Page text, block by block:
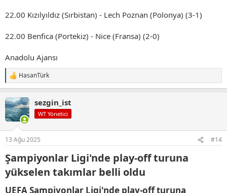
22.00 Kızılyıldız (Sırbistan) - Lech Poznan (Polonya) (3-1)
22.00 Benfica (Portekiz) - Nice (Fransa) (2-0)
Anadolu Ajansı
T
e
k
i
l
:
HasanTürk
sezgin_ist
WT Yönetici
13 Ağu 2025 #14
Şampiyonlar Ligi'nde play-off turuna
yükselen takımlar belli oldu​
UEFA Şampiyonlar Ligi'nde play-off turuna